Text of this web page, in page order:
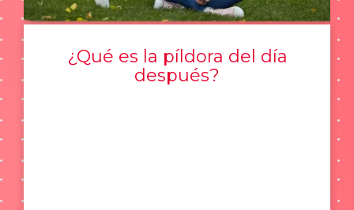
¿Qué es la píldora del día
después?